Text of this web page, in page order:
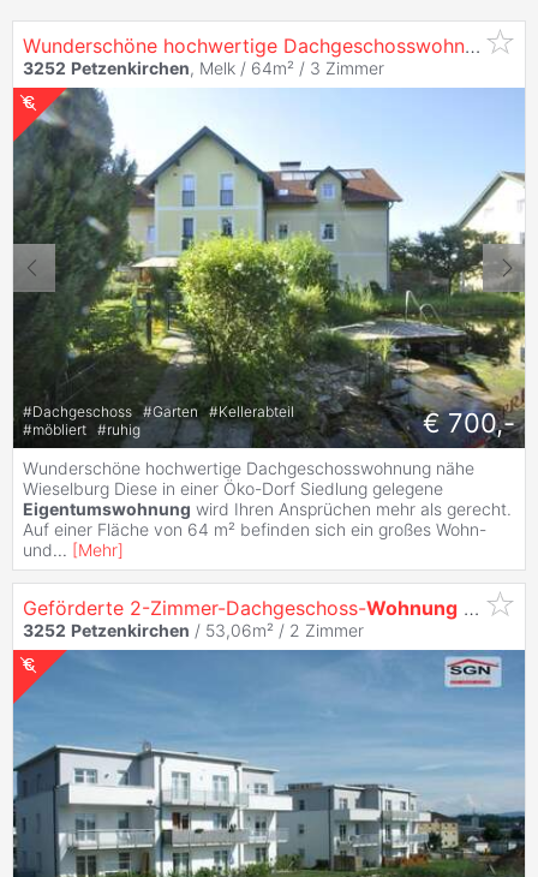
Wunderschöne hochwertige Dachgeschosswohnung nähe Wieselburg
3252 Petzenkirchen, Melk / 64m² / 3 Zimmer
#Dachgeschoss #Garten #Kellerabteil
#möbliert #ruhig € 700,-
Wunderschöne hochwertige Dachgeschosswohnung nähe
Wieselburg Diese in einer Öko-Dorf Siedlung gelegene
Eigentumswohnung wird Ihren Ansprüchen mehr als gerecht.
Auf einer Fläche von 64 m² befinden sich ein großes Wohn-
und... [Mehr]
Geförderte 2-Zimmer-Dachgeschoss-Wohnung
3252 Petzenkirchen / 53,06m² / 2 Zimmer